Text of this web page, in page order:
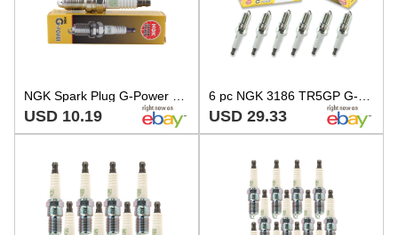
USD 10.19 USD 29.33